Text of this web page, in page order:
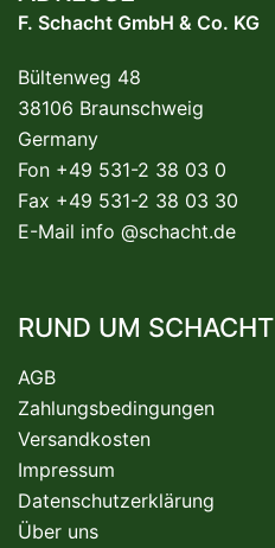
F. Schacht GmbH & Co. KG
Bültenweg 48
38106 Braunschweig
Germany
Fon +49 531-2 38 03 0
Fax +49 531-2 38 03 30
E-Mail info @schacht.de
RUND UM SCHACHT
AGB
Zahlungsbedingungen
Versandkosten
Impressum
Datenschutzerklärung
Über uns